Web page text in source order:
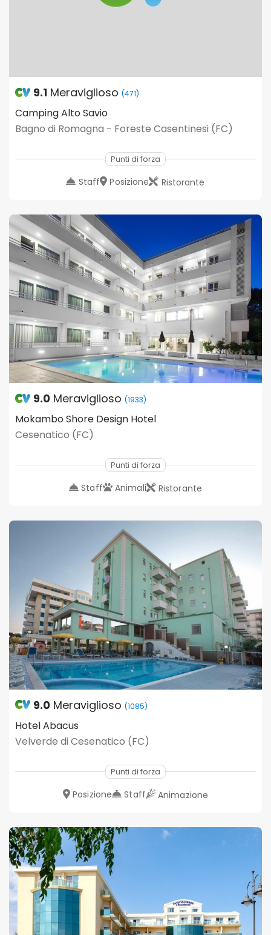
9.1 Meraviglioso (471)
Camping Alto Savio
Bagno di Romagna - Foreste Casentinesi (FC)
Punti di forza
Staff Posizione Ristorante
9.0 Meraviglioso (1933)
Mokambo Shore Design Hotel
Cesenatico (FC)
Punti di forza
Staff Animali Ristorante
9.0 Meraviglioso (1085)
Hotel Abacus
Velverde di Cesenatico (FC)
Punti di forza
Posizione Staff Animazione